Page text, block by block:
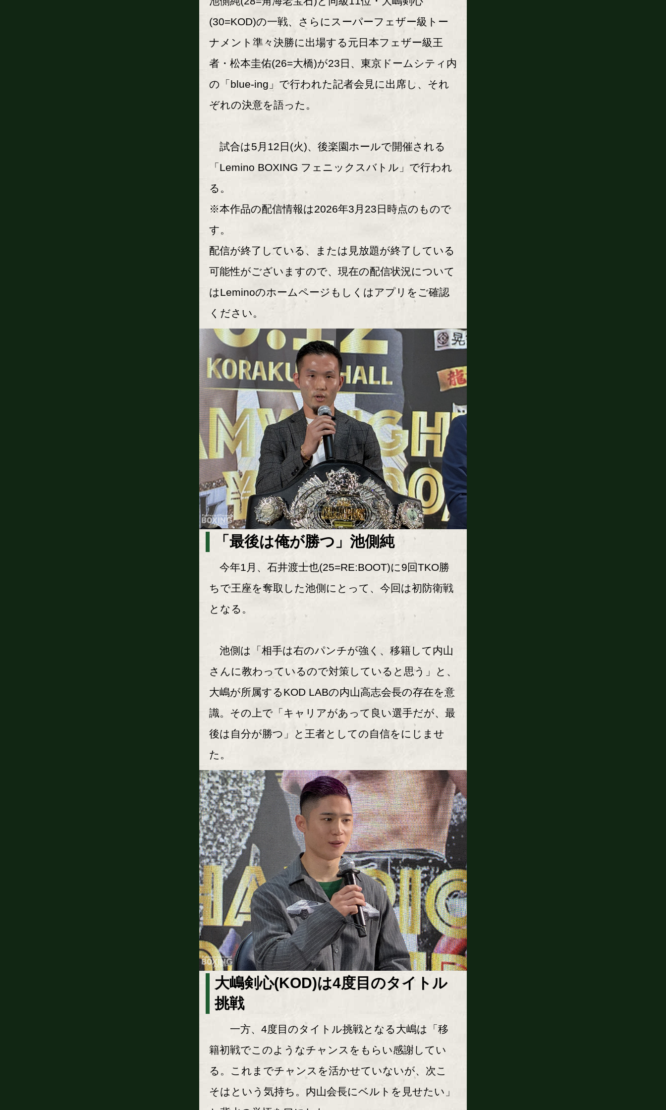
(30=KOD)の一戦、さらにスーパーフェザー級トー
ナメント準々決勝に出場する元日本フェザー級王
者・松本圭佑(26=大橋)が23日、東京ドームシティ内
の「blue-ing」で行われた記者会見に出席し、それ
ぞれの決意を語った。
試合は5月12日(火)、後楽園ホールで開催される
「Lemino BOXING フェニックスバトル」で行われ
る。
※本作品の配信情報は2026年3月23日時点のもので
す。
配信が終了している、または見放題が終了している
可能性がございますので、現在の配信状況について
はLeminoのホームページもしくはアプリをご確認
ください。
「最後は俺が勝つ」池側純
今年1月、石井渡士也(25=RE:BOOT)に9回TKO勝
ちで王座を奪取した池側にとって、今回は初防衛戦
となる。
池側は「相手は右のパンチが強く、移籍して内山
さんに教わっているので対策していると思う」と、
大嶋が所属するKOD LABの内山高志会長の存在を意
識。その上で「キャリアがあって良い選手だが、最
後は自分が勝つ」と王者としての自信をにじませ
た。
大嶋剣心(KOD)は4度目のタイトル
挑戦
一方、4度目のタイトル挑戦となる大嶋は「移
籍初戦でこのようなチャンスをもらい感謝してい
る。これまでチャンスを活かせていないが、次こ
そはという気持ち。内山会長にベルトを見せたい」